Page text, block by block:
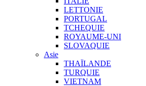
LETTONIE
PORTUGAL
TCHEQUIE
ROYAUME-UNI
SLOVAQUIE
Asie
THAÏLANDE
TURQUIE
VIETNAM